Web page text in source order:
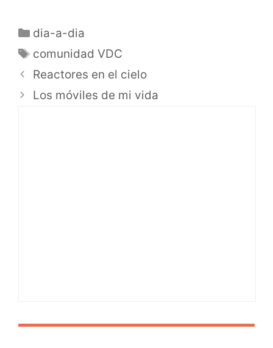
dia-a-dia
comunidad VDC
Reactores en el cielo
Los móviles de mi vida